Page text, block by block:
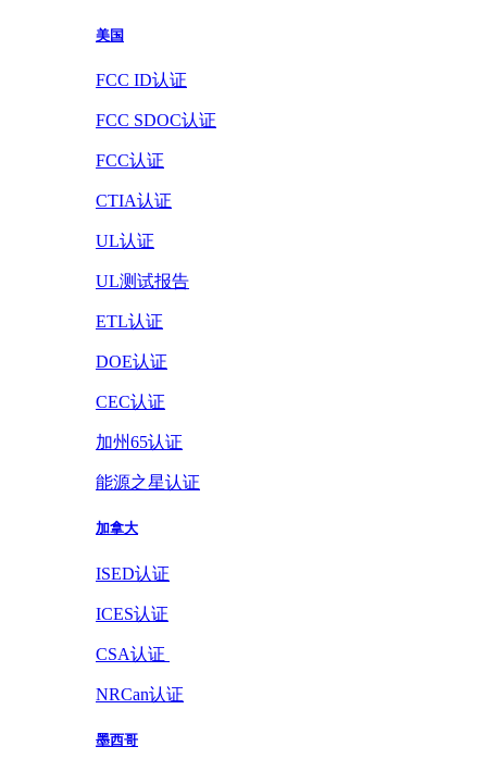
美国
FCC ID认证
FCC SDOC认证
FCC认证
CTIA认证
UL认证
UL测试报告
ETL认证
DOE认证
CEC认证
加州65认证
能源之星认证
加拿大
ISED认证
ICES认证
CSA认证
NRCan认证
墨西哥